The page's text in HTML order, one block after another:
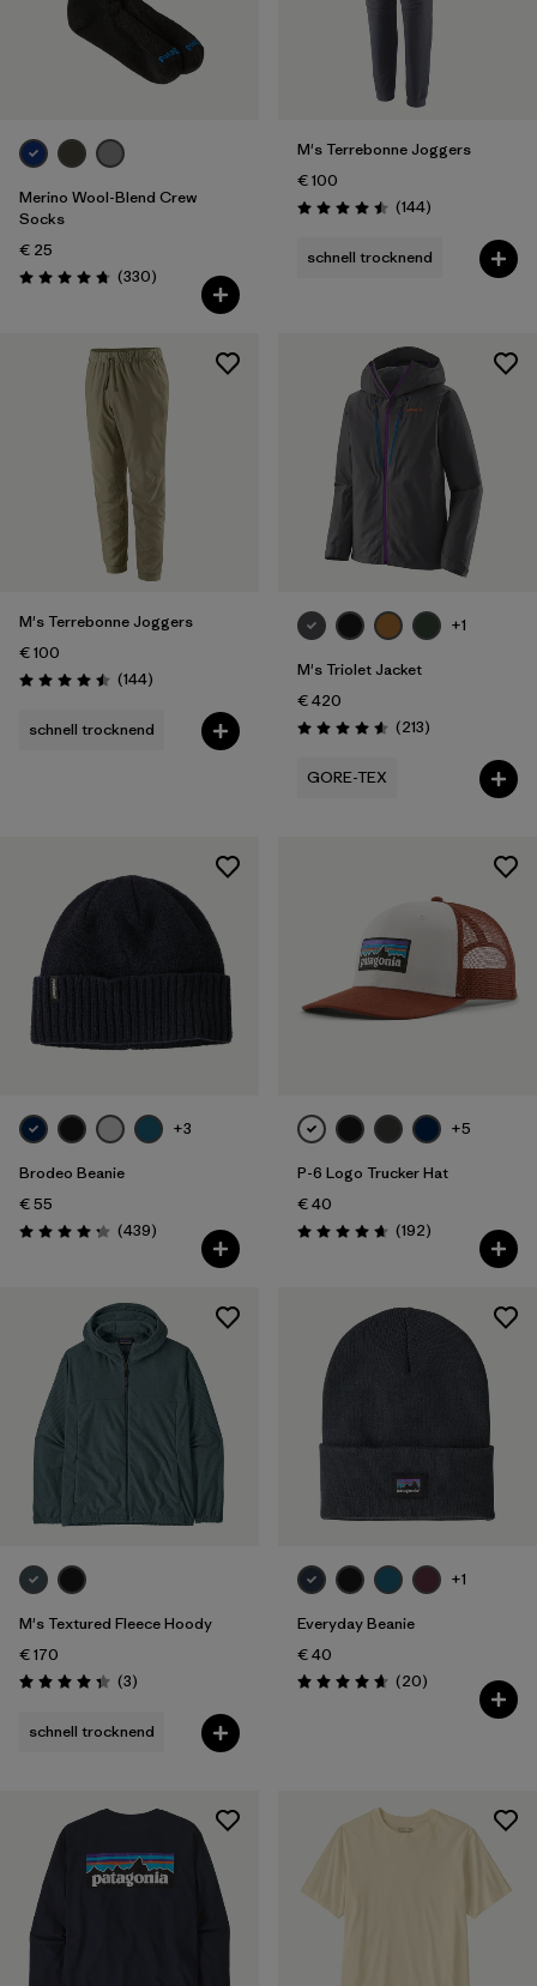
Merino Wool-Blend Crew
Socks
€ 25
Bewertung: 4.7 / 5
(330Rezensionen
)
M's Terrebonne Joggers
€ 100
Bewertung: 4.5 / 5
(144Rezensionen
)
schnell trocknend
M's Terrebonne Joggers
€ 100
Bewertung: 4.5 / 5
(144Rezensionen
)
schnell trocknend
+1
M's Triolet Jacket
€ 420
Bewertung: 4.6 / 5
(213Rezensionen
)
GORE-TEX
+3
Brodeo Beanie
€ 55
Bewertung: 4.3 / 5
(439Rezensionen
)
+5
P-6 Logo Trucker Hat
€ 40
Bewertung: 4.7 / 5
(192Rezensionen
)
M's Textured Fleece Hoody
€ 170
Bewertung: 4.3 / 5
(3Rezensionen
)
schnell trocknend
+1
Everyday Beanie
€ 40
Bewertung: 4.7 / 5
(20Rezensionen
)